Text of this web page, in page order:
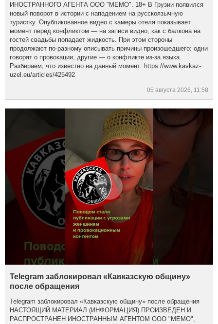
ИНОСТРАННОГО АГЕНТА ООО "МЕМО". 18+ В Грузии появился
новый поворот в истории с нападением на русскоязычную
туристку. Опубликованное видео с камеры отеля показывает
момент перед конфликтом — на записи видно, как с балкона на
гостей свадьбы попадает жидкость. При этом стороны
продолжают по-разному описывать причины произошедшего: одни
говорят о провокации, другие — о конфликте из-за языка.
Разбираем, что известно на данный момент: https://www.kavkaz-
uzel.eu/articles/425492
05 августа 2026, 11:58
Telegram заблокировал «Кавказскую общину»
после обращения
Telegram заблокировал «Кавказскую общину» после обращения
НАСТОЯЩИЙ МАТЕРИАЛ (ИНФОРМАЦИЯ) ПРОИЗВЕДЕН И
РАСПРОСТРАНЕН ИНОСТРАННЫМ АГЕНТОМ ООО "МЕМО",